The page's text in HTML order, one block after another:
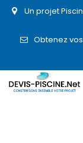
Un projet
Obtenez